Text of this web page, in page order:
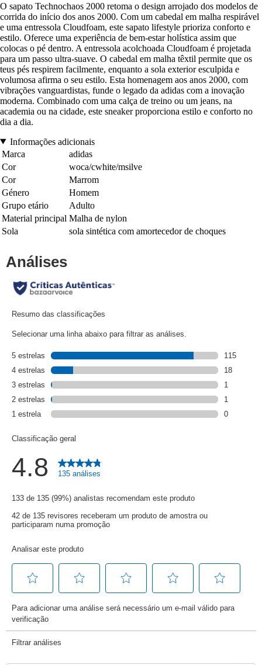
O sapato Technochaos 2000 retoma o design arrojado dos modelos de
corrida do início dos anos 2000. Com um cabedal em malha respirável
e uma entressola Cloudfoam, este sapato lifestyle prioriza conforto e
estilo. Oferece uma experiência de bem-estar holística assim que
colocas o pé dentro. A entressola acolchoada Cloudfoam é projetada
para um passo ultra-suave. O cabedal em malha têxtil permite que os
teus pés respirem facilmente, enquanto a sola exterior esculpida e
volumosa afirma o seu estilo. Esta homenagem aos anos 2000, com
vibrações vanguardistas, funde o legado da adidas com a inovação
moderna. Combinado com uma calça de treino ou um jeans, na
academia ou na cidade, este sneaker proporciona estilo e conforto no
dia a dia.
Informações adicionais
Marca
adidas
Cor
woca/cwhite/msilve
Cor
Marrom
Género
Homem
Grupo etário
Adulto
Material principal Malha de nylon
Sola
sola sintética com amortecedor de choques